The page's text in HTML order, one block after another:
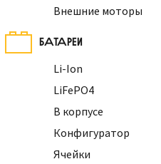
Внешние моторы
БАТАРЕИ
Li-Ion
LiFePO4
В корпусе
Конфигуратор
Ячейки